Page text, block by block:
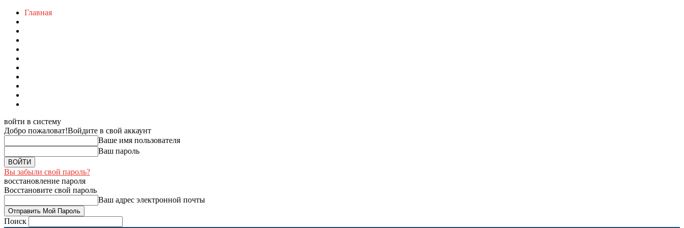
Главная
войти в систему
Добро пожаловат!Войдите в свой аккаунт
Ваше имя пользователя
Ваш пароль
Вы забыли свой пароль?
восстановление пароля
Восстановите свой пароль
Ваш адрес электронной почты
Поиск